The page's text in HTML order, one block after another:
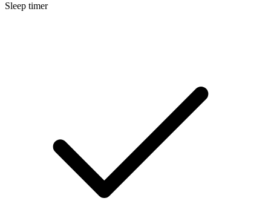
Sleep timer